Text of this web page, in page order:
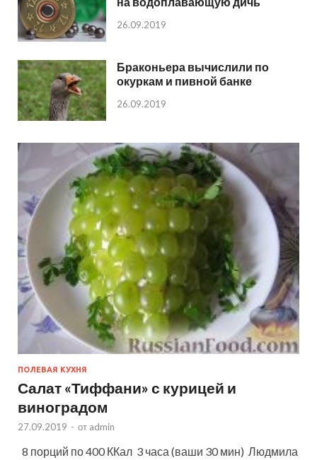
26.09.2019
Браконьера вычислили по
окуркам и пивной банке
26.09.2019
ПОЛЕВАЯ КУХНЯ
Салат «Тиффани» с курицей и
виноградом
27.09.2019 - от admin
8 порций по 400 ККал 3 часа (ваши 30 мин) Людмила